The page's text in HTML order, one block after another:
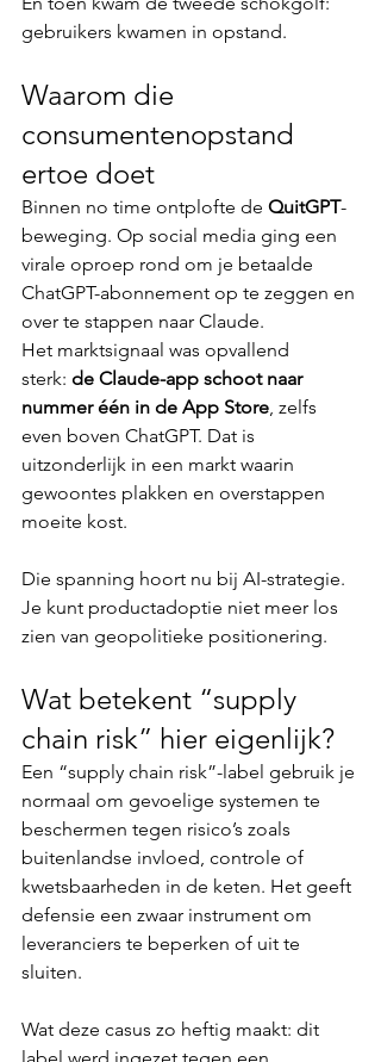
gebruikers kwamen in opstand.
Waarom die
consumentenopstand
ertoe doet
Binnen no time ontplofte de QuitGPT-
beweging. Op social media ging een
virale oproep rond om je betaalde
ChatGPT-abonnement op te zeggen en
over te stappen naar Claude.
Het marktsignaal was opvallend
sterk: de Claude-app schoot naar
nummer één in de App Store , zelfs
even boven ChatGPT. Dat is
uitzonderlijk in een markt waarin
gewoontes plakken en overstappen
moeite kost.
Die spanning hoort nu bij AI-strategie.
Je kunt productadoptie niet meer los
zien van geopolitieke positionering.
Wat betekent “supply
chain risk” hier eigenlijk?
Een “supply chain risk”-label gebruik je
normaal om gevoelige systemen te
beschermen tegen risico’s zoals
buitenlandse invloed, controle of
kwetsbaarheden in de keten. Het geeft
defensie een zwaar instrument om
leveranciers te beperken of uit te
sluiten.
Wat deze casus zo heftig maakt: dit